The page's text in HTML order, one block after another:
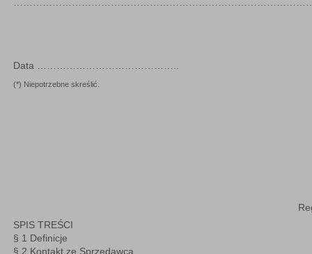
Data ……………………………………..
(*) Niepotrzebne skreślić.
SPIS TREŚCI
§ 1 Definicje
§ 2 Kontakt ze Sprzedawcą